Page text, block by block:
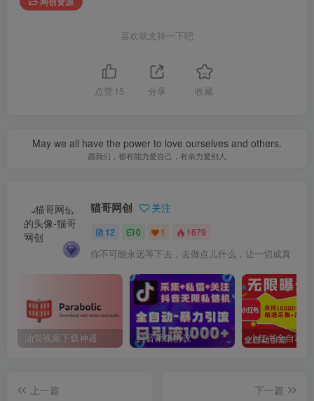
喜欢就支持一下吧
点赞 15 分享 收藏
May we all have the power to love ourselves and others.
愿我们，都有能力爱自己，有余力爱别人
猫哥网创 关注
12 0 1 1679
你不可能永远等下去，去做点儿什么，让一切成真
油管视频下载神器 抖音采集协议
上一篇
下一篇